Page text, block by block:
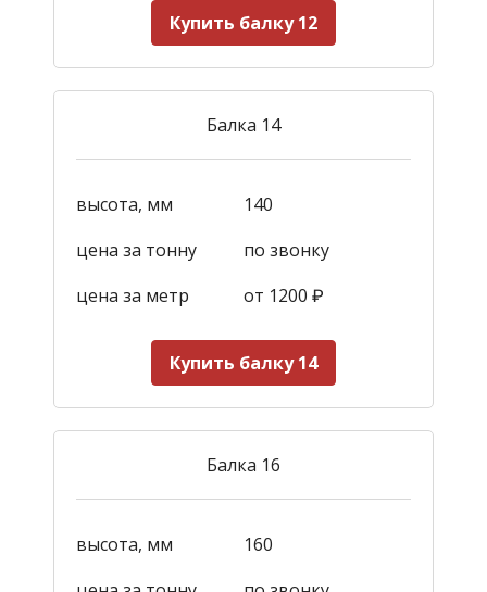
Купить балку 12
Балка 14
высота, мм
140
цена за тонну
по звонку
цена за метр
от 1200 ₽
Купить балку 14
Балка 16
высота, мм
160